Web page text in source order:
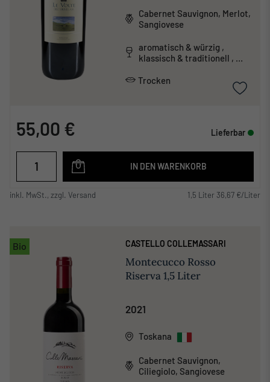
Cabernet Sauvignon, Merlot,
Sangiovese
aromatisch & würzig ,
klassisch & traditionell ,
Trocken
55,00 € Lieferbar
IN DEN WARENKORB
inkl. MwSt., zzgl. Versand 1,5 Liter 36,67 €/Liter
Bio CASTELLO COLLEMASSARI
Montecucco Rosso
Riserva 1,5 Liter
2021
Toskana
Cabernet Sauvignon,
Ciliegiolo, Sangiovese